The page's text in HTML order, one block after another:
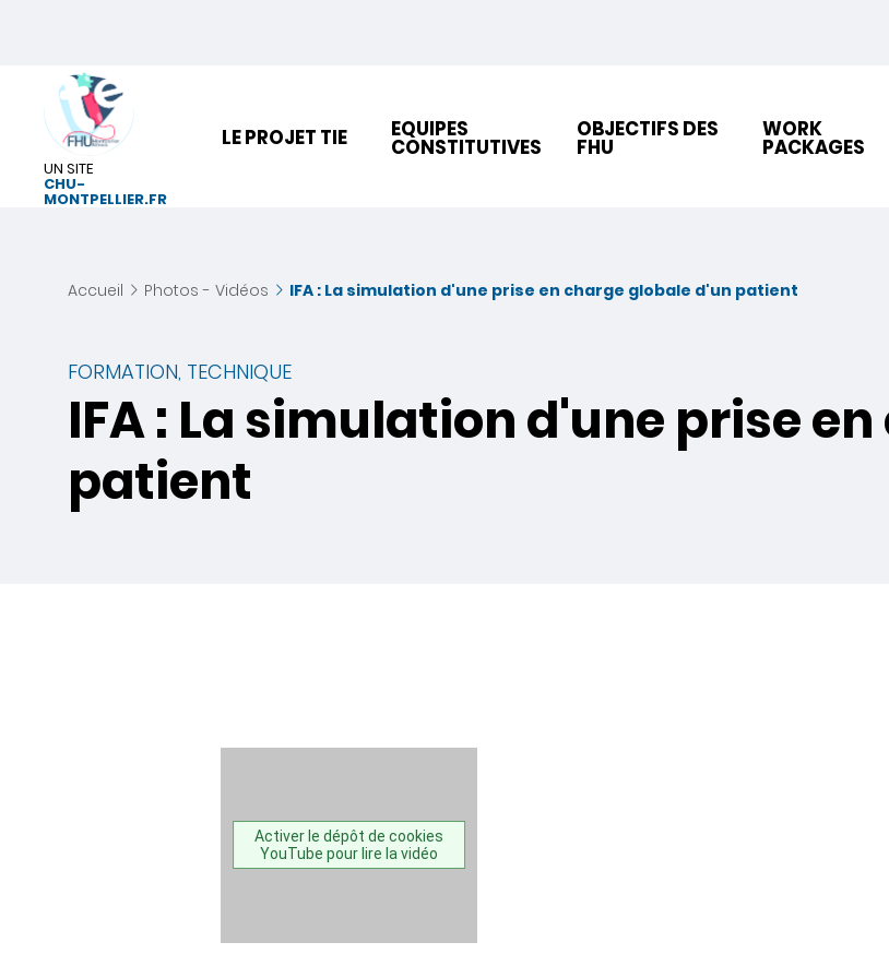
UN SITE
CHU-
MONTPELLIER.FR
LE PROJET TIE EQUIPES
CONSTITUTIVES
OBJECTIFS DES
FHU
WORK
PACKAGES
Accueil Photos - Vidéos IFA : La simulation d'une prise en charge globale d'un patient
FORMATION, TECHNIQUE
IFA : La simulation d'une prise
patient
Activer le dépôt de cookies
YouTube pour lire la vidéo